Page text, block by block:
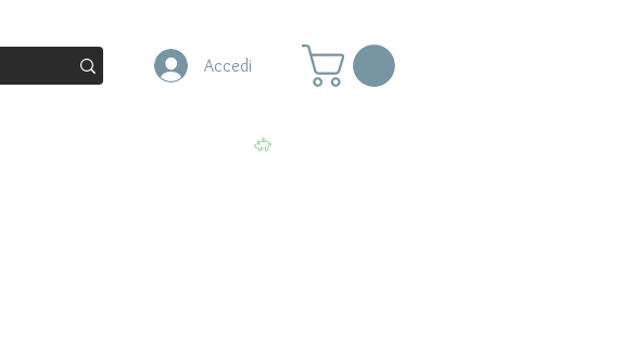
Accedi